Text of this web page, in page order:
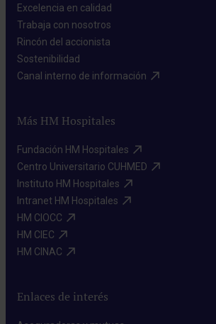
Excelencia en calidad​
Trabaja con nosotros​
Rincón del accionista​
Sostenibilidad​
Canal interno de información​
Más HM Hospitales
Fundación HM Hospitales​
Centro Universitario CUHMED​
Instituto HM Hospitales​
Intranet HM Hospitales​
HM CIOCC​
HM CIEC​
HM CINAC​
Enlaces de interés